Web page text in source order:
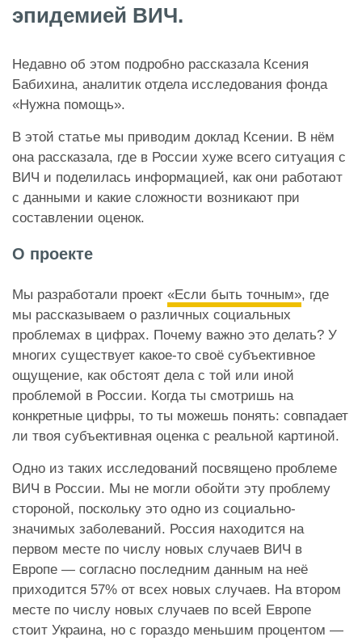
эпидемией ВИЧ.
Недавно об этом подробно рассказала Ксения
Бабихина, аналитик отдела исследования фонда
«Нужна помощь».
В этой статье мы приводим доклад Ксении. В нём
она рассказала, где в России хуже всего ситуация с
ВИЧ и поделилась информацией, как они работают
с данными и какие сложности возникают при
составлении оценок.
О проекте
Мы разработали проект «Если быть точным», где
мы рассказываем о различных социальных
проблемах в цифрах. Почему важно это делать? У
многих существует какое-то своё субъективное
ощущение, как обстоят дела с той или иной
проблемой в России. Когда ты смотришь на
конкретные цифры, то ты можешь понять: совпадает
ли твоя субъективная оценка с реальной картиной.
Одно из таких исследований посвящено проблеме
ВИЧ в России. Мы не могли обойти эту проблему
стороной, поскольку это одно из социально-
значимых заболеваний. Россия находится на
первом месте по числу новых случаев ВИЧ в
Европе — согласно последним данным на неё
приходится 57% от всех новых случаев. На втором
месте по числу новых случаев по всей Европе
стоит Украина, но с гораздо меньшим процентом —